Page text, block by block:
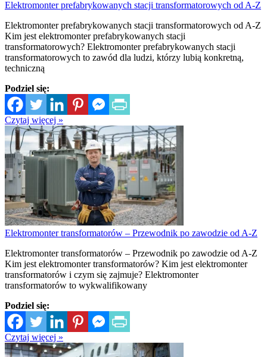
Elektromonter prefabrykowanych stacji transformatorowych od A-Z
Elektromonter prefabrykowanych stacji transformatorowych od A-Z
Kim jest elektromonter prefabrykowanych stacji
transformatorowych? Elektromonter prefabrykowanych stacji
transformatorowych to zawód dla ludzi, którzy lubią konkretną,
techniczną
Podziel się:
Czytaj więcej »
Elektromonter transformatorów – Przewodnik po zawodzie od A-Z
Elektromonter transformatorów – Przewodnik po zawodzie od A-Z
Kim jest elektromonter transformatorów? Kim jest elektromonter
transformatorów i czym się zajmuje? Elektromonter
transformatorów to wykwalifikowany
Podziel się:
Czytaj więcej »